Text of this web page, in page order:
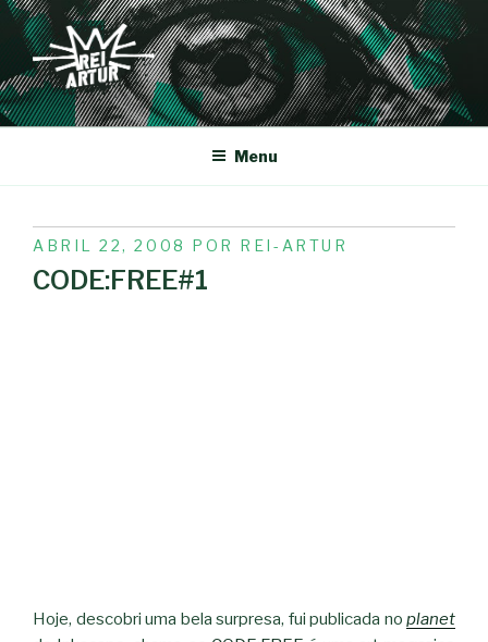
Saltar
para
conteúdo
REI-ARTUR
Menu
PUBLICADO
EM
ABRIL 22, 2008 POR REI-ARTUR
CODE:FREE#1
Hoje, descobri uma bela surpresa, fui publicada no planet